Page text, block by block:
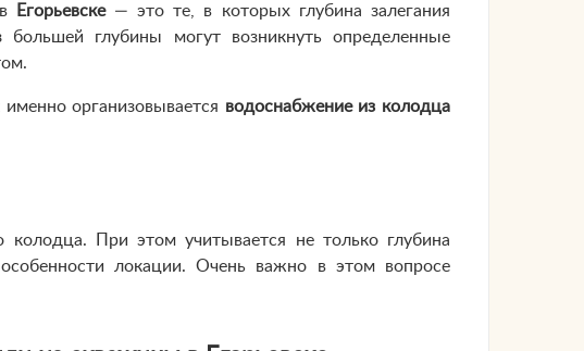
Егорьевске— это те, в которых глубина залегания
глубины могут возникнуть определенные
организовывается водоснабжение из колодца
При этом учитывается не только глубина
локации. Очень важно в этом вопросе